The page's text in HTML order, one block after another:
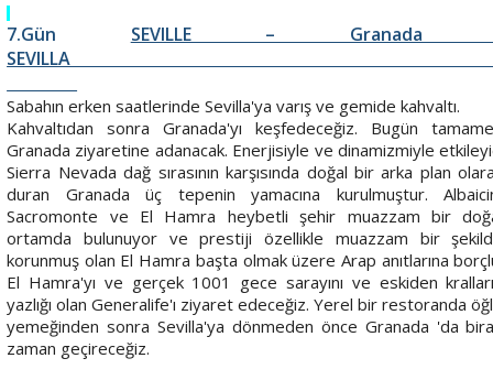
7.Gün SEVILLE – Granada
Sabahın erken saatlerinde Sevilla'ya varış ve gemide kahvaltı.
Kahvaltıdan sonra Granada'yı keşfedeceğiz. Bugün
Granada ziyaretine adanacak. Enerjisiyle ve dinamizmiyle
Sierra Nevada dağ sırasının karşısında doğal bir arka plan
duran Granada üç tepenin yamacına kurulmuştur.
Sacromonte ve El Hamra heybetli şehir muazzam bir
ortamda bulunuyor ve prestiji özellikle muazzam bir
korunmuş olan El Hamra başta olmak üzere Arap anıtlarına
El Hamra'yı ve gerçek 1001 gece sarayını ve eskiden
yazlığı olan Generalife'ı ziyaret edeceğiz. Yerel bir restoranda
yemeğinden sonra Sevilla'ya dönmeden önce Granada 'da
zaman geçireceğiz.